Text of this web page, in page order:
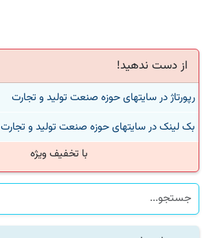
از دست ندهید!
رپورتاژ در سایتهای حوزه صنعت تولید و تجارت
بک لینک در سایتهای حوزه صنعت تولید و تجارت
با تخفیف ویژه